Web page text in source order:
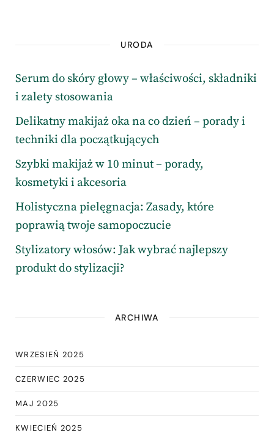
URODA
Serum do skóry głowy – właściwości, składniki
i zalety stosowania
Delikatny makijaż oka na co dzień – porady i
techniki dla początkujących
Szybki makijaż w 10 minut – porady,
kosmetyki i akcesoria
Holistyczna pielęgnacja: Zasady, które
poprawią twoje samopoczucie
Stylizatory włosów: Jak wybrać najlepszy
produkt do stylizacji?
ARCHIWA
WRZESIEŃ 2025
CZERWIEC 2025
MAJ 2025
KWIECIEŃ 2025